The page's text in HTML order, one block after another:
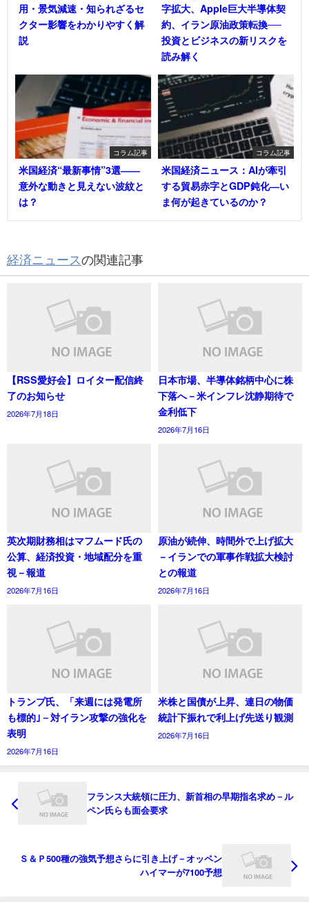
用・景気減速・知られざるセ
クター影響をわかりやすく解
説
字拡大、Apple巨大半導体契
約、イラン原油政策転換──
投資とビジネスの新リスクを
読み解く
コラム記事
米国経済“最新事情”3選――
意外な動きと見えない波紋と
は？
コラム記事
米国経済ニュース：AIが牽引
する貿易赤字とGDP鈍化―い
ま何が起きているのか？
経済ニュースの関連記事
【RSS愛好会】ロイター配信終
了のお知らせ
2026年7月18日
日本市場、半導体銘柄中心に株
下落へ－米インフレ沈静期待で
金利低下
2026年7月16日
英次期財務相はマフムード氏の
公算、経済投資・地域配分を重
視－報道
2026年7月16日
原油が続伸、時間外で上げ拡大
－イランでの軍事作戦拡大検討
との報道
2026年7月16日
トランプ氏、「来週には発電所
も標的｣－対イラン攻撃の強化を
表明
2026年7月16日
米株と国債が上昇、連日の物価
統計下振れで利上げ先送り観測
2026年7月16日
フランス大統領に圧力、新首相の早期指名求め－ル
ペン氏らも面会要求
Ｓ＆Ｐ500種の強気予想さらに引き上げ－オッペン
ハイマーが7100予想